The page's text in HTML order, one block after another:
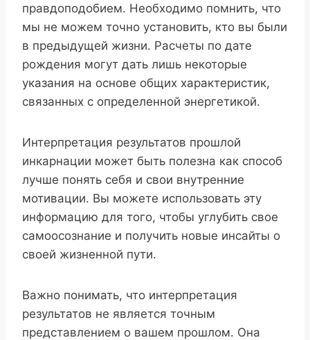
правдоподобием. Необходимо помнить, что
мы не можем точно установить, кто вы были
в предыдущей жизни. Расчеты по дате
рождения могут дать лишь некоторые
указания на основе общих характеристик,
связанных с определенной энергетикой.
Интерпретация результатов прошлой
инкарнации может быть полезна как способ
лучше понять себя и свои внутренние
мотивации. Вы можете использовать эту
информацию для того, чтобы углубить свое
самоосознание и получить новые инсайты о
своей жизненной пути.
Важно понимать, что интерпретация
результатов не является точным
представлением о вашем прошлом. Она